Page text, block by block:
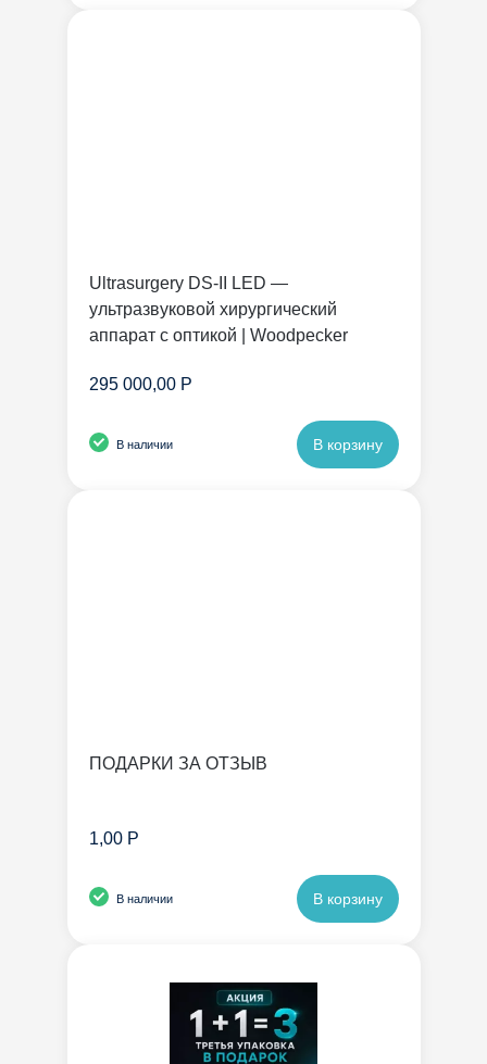
Ultrasurgery DS-II LED —
ультразвуковой хирургический
аппарат с оптикой | Woodpecker
295 000,00 Р
В наличии В корзину
ПОДАРКИ ЗА ОТЗЫВ
1,00 Р
В наличии В корзину